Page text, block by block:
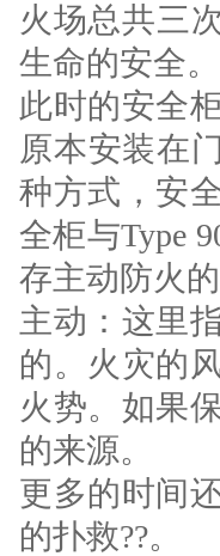
火场总共三
生命的安全。
此时的安全
原本安装在
种方式，安
全柜与Type
存主动防火
主动：这里
的。火灾的
火势。如果
的来源。
更多的时间
的扑救??。